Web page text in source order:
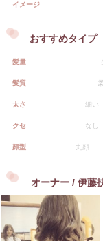
イメージ
おすすめタイプ
髪量
髪質
太さ 細い
クセ なし
顔型 丸顔
オーナー / 伊藤